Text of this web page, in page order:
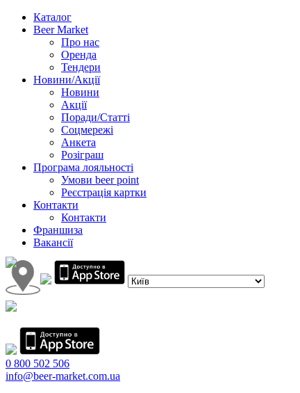
Каталог
Beer Market
Про нас
Оренда
Тендери
Новини/Акції
Новини
Акції
Поради/Статті
Соцмережі
Анкета
Розіграш
Програма лояльності
Умови beer point
Реєстрація картки
Контакти
Контакти
Франшиза
Вакансії
0 800 502 506
info@beer-market.com.ua